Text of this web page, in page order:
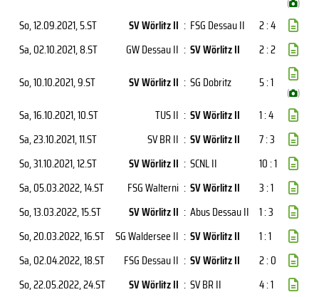
( )
So, 12.09.2021, 5.ST SV Wörlitz II : FSG Dessau II
2 : 4
Sa, 02.10.2021, 8.ST GW Dessau II : SV Wörlitz II
2 : 2
So, 10.10.2021, 9.ST SV Wörlitz II : SG Dobritz 5 : 1
( )
Sa, 16.10.2021, 10.ST TUS II : SV Wörlitz II
1 : 4
Sa, 23.10.2021, 11.ST SV BR II : SV Wörlitz II
7 : 3
So, 31.10.2021, 12.ST SV Wörlitz II : SCNL II
10 : 1
Sa, 05.03.2022, 14.ST FSG Walterni : SV Wörlitz II
3 : 1
So, 13.03.2022, 15.ST SV Wörlitz II : Abus Dessau II 1 : 3
So, 20.03.2022, 16.ST SG Waldersee II : SV Wörlitz II
1 : 1
Sa, 02.04.2022, 18.ST FSG Dessau II : SV Wörlitz II
2 : 0
So, 22.05.2022, 24.ST SV Wörlitz II : SV BR II
4 : 1